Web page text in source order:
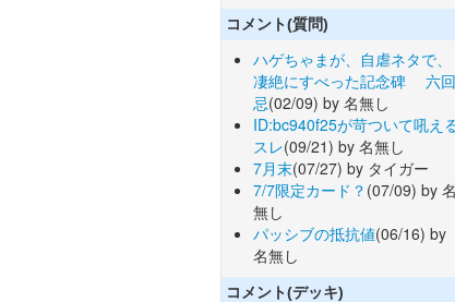
コメント(質問)
ハゲちゃまが、自虐ネタで、
凄絶にすべった記念碑 六回
忌(02/09) by 名無し
ID:bc940f25が苛ついて吼え
スレ(09/21) by 名無し
7月末(07/27) by タイガー
7/7限定カード？ (07/09) by 名
無し
パッシブの抵抗値(06/16) by
名無し
コメント(デッキ)